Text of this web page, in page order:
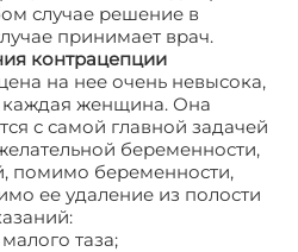
случае решение в
принимает врач.
контрацепции
на нее очень невысока,
каждая женщина. Она
с самой главной задачей
беременности,
помимо беременности,
ее удаление из полости
таза;